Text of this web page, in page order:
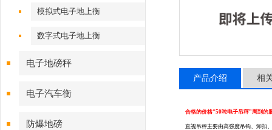
模拟式电子地上衡
数字式电子地上衡
电子地磅秤
电子汽车衡
防爆地磅
产品介绍 相
合格的价格“50吨电子吊秤”周到的
直视吊秤主要由高强度吊钩、卸扣